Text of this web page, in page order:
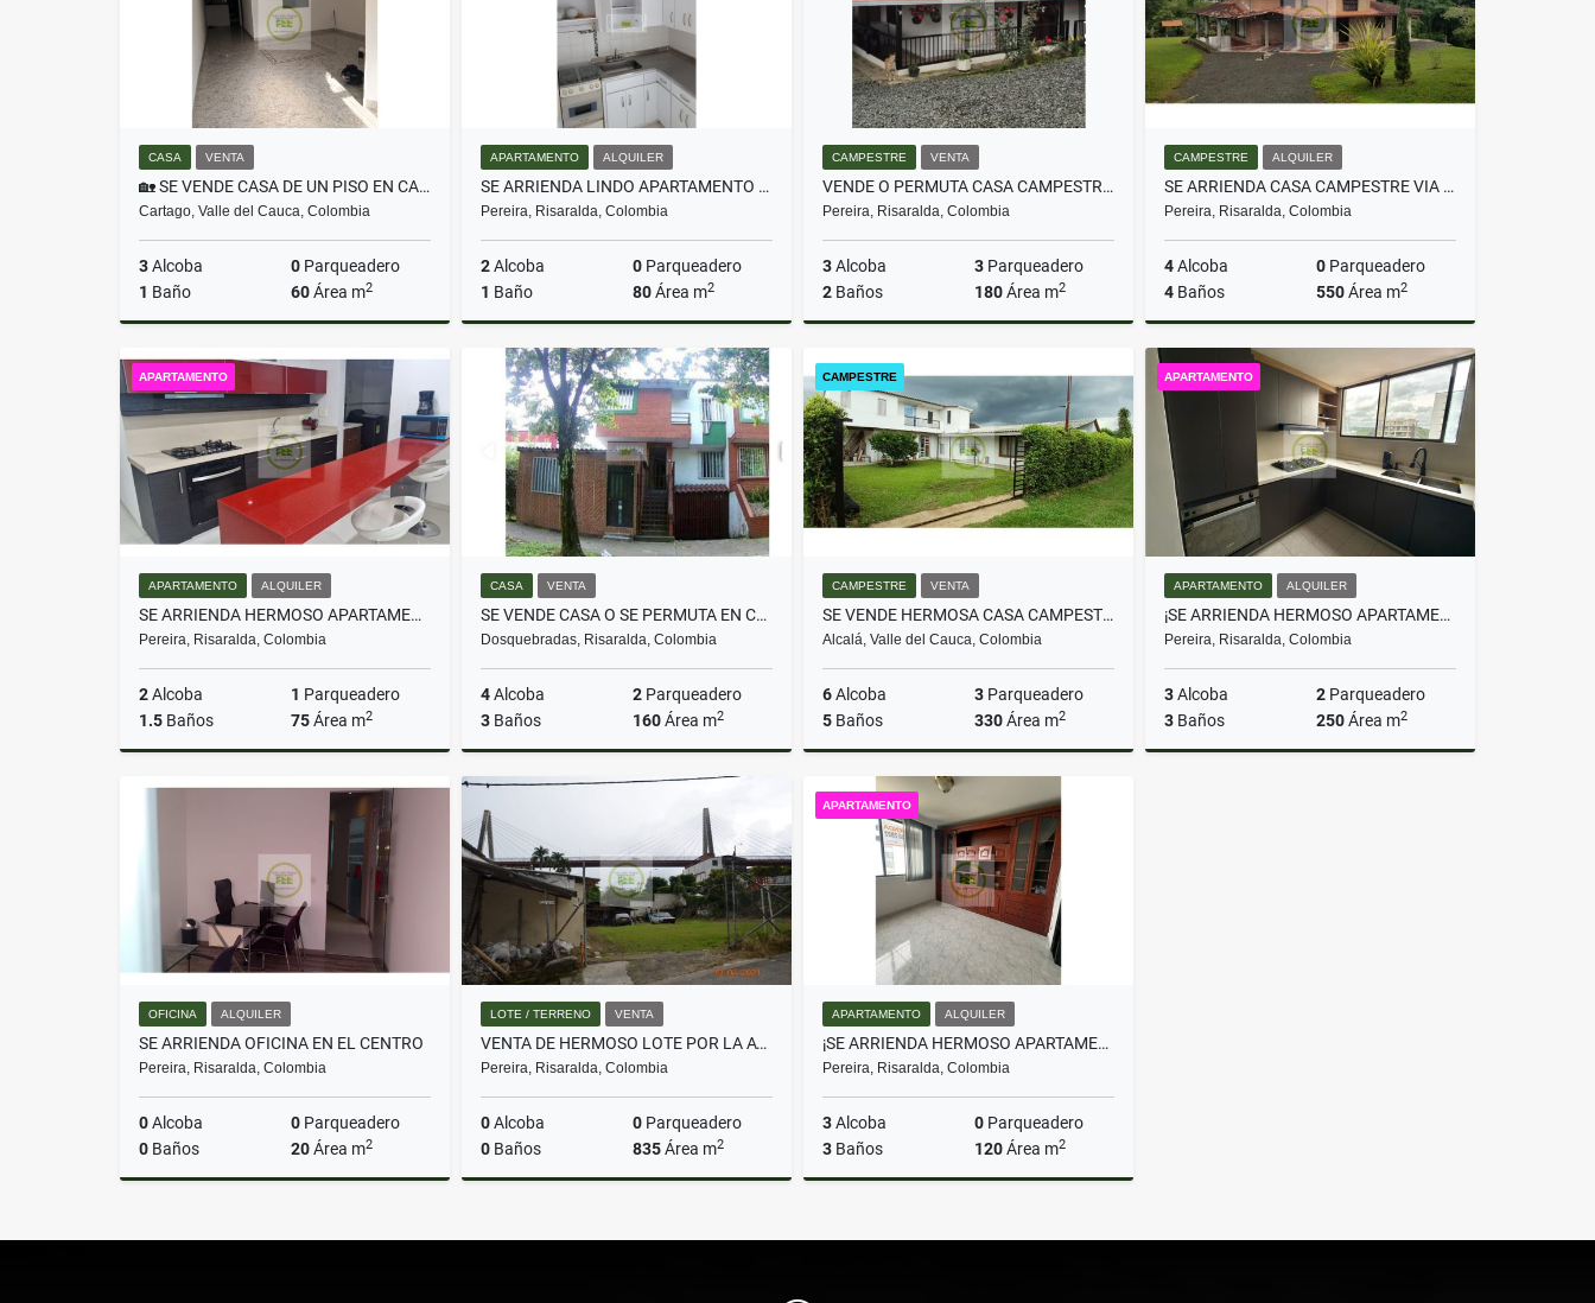
CASA VENTA
🏡 SE VENDE CASA DE UN PISO EN CARTAGO LISTA PARA HABITAR ✨
Cartago, Valle del Cauca, Colombia
3Alcoba 0 Parqueadero
1 Baño 60Área m2
Venta
$180.000.000
APARTAMENTO ALQUILER
SE ARRIENDA LINDO APARTAMENTO EN LA LORENA 3
Pereira, Risaralda, Colombia
2Alcoba 0 Parqueadero
1 Baño 80Área m2
Alquiler
$1.100.000
CAMPESTRE VENTA
VENDE O PERMUTA CASA CAMPESTRE LA BELLA AREA 3500 M2 EXCELENTE VISTA
Pereira, Risaralda, Colombia
3Alcoba 3 Parqueadero
2 Baños 180Área m2
$770.000.000
CAMPESTRE ALQUILER
SE ARRIENDA CASA CAMPESTRE VIA ARMENIA SECTOR LA CASONA
Pereira, Risaralda, Colombia
4Alcoba 0 Parqueadero
4 Baños 550Área m2
Alquiler
$6.000.000
APARTAMENTO
APARTAMENTO ALQUILER
SE ARRIENDA HERMOSO APARTAMENTO AMOBLADO EN LA CIRCUNVALAR
Pereira, Risaralda, Colombia
2Alcoba 1 Parqueadero
1.5 Baños 75Área m2
Alquiler
$3.000.000
CASA VENTA
SE VENDE CASA O SE PERMUTA EN CONJUNTO CERRADO EN DOSQUEBRADAS
Dosquebradas, Risaralda, Colombia
4Alcoba 2 Parqueadero
3 Baños 160Área m2
Venta
CAMPESTRE
CAMPESTRE VENTA
SE VENDE HERMOSA CASA CAMPESTRE CERCA DE ALCALA
Alcalá, Valle del Cauca, Colombia
6Alcoba 3 Parqueadero
5 Baños 330Área m2
$700.000.000
APARTAMENTO
APARTAMENTO ALQUILER
¡SE ARRIENDA HERMOSO APARTAMENTO EN PINARES!
Pereira, Risaralda, Colombia
3Alcoba 2 Parqueadero
3 Baños 250Área m2
OFICINA ALQUILER
SE ARRIENDA OFICINA EN EL CENTRO
Pereira, Risaralda, Colombia
0Alcoba 0 Parqueadero
0 Baños 20Área m2
$1.800.000
LOTE / TERRENO VENTA
VENTA DE HERMOSO LOTE POR LA AVENIDA DEL RIO 835 MS2
Pereira, Risaralda, Colombia
0Alcoba 0 Parqueadero
0 Baños 835Área m2
$760.000.000
APARTAMENTO
APARTAMENTO ALQUILER
¡SE ARRIENDA HERMOSO APARTAMENTO EN ALPES!
Pereira, Risaralda, Colombia
3Alcoba 0 Parqueadero
3 Baños 120Área m2
$3.500.000